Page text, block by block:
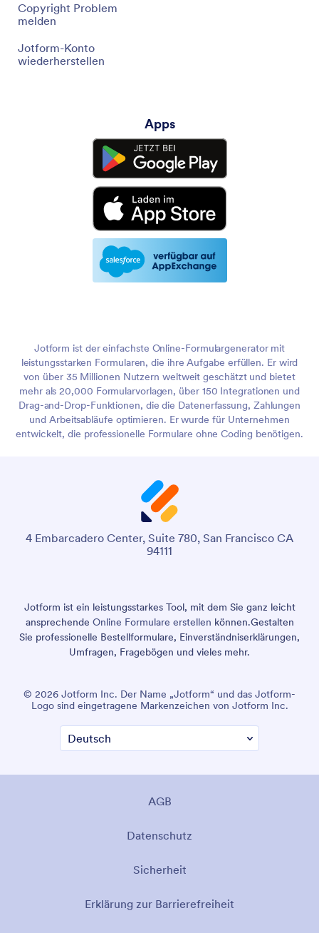
Copyright Problem
melden
Jotform-Konto
wiederherstellen
Apps
Jotform ist der einfachste Online-Formulargenerator mit
leistungsstarken Formularen, die ihre Aufgabe erfüllen. Er wird
von über 35 Millionen Nutzern weltweit geschätzt und bietet
mehr als 20,000 Formularvorlagen, über 150 Integrationen und
Drag-and-Drop-Funktionen, die die Datenerfassung, Zahlungen
und Arbeitsabläufe optimieren. Er wurde für Unternehmen
entwickelt, die professionelle Formulare ohne Coding benötigen.
4 Embarcadero Center, Suite 780, San Francisco CA
94111
Jotform ist ein leistungsstarkes Tool, mit dem Sie ganz leicht
ansprechende Online Formulare erstellen können.Gestalten
Sie professionelle Bestellformulare, Einverständniserklärungen,
Umfragen, Fragebögen und vieles mehr.
© 2026 Jotform Inc. Der Name „Jotform“ und das Jotform-
Logo sind eingetragene Markenzeichen von Jotform Inc.
AGB
Datenschutz
Sicherheit
Erklärung zur Barrierefreiheit